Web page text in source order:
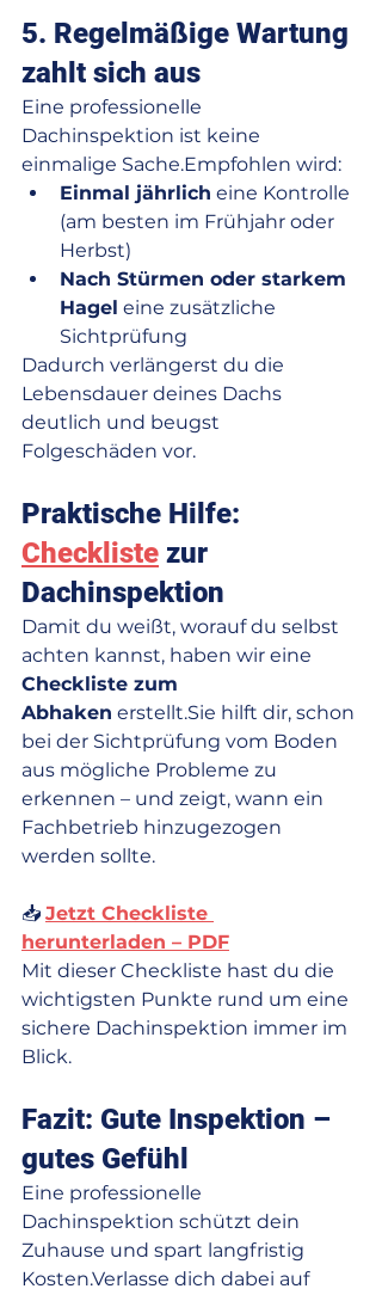
5. Regelmäßige Wartung
zahlt sich aus
Eine professionelle
Dachinspektion ist keine
einmalige Sache.Empfohlen wird:
Einmal jährlich eine Kontrolle
(am besten im Frühjahr oder
Herbst)
Nach Stürmen oder starkem
Hagel eine zusätzliche
Sichtprüfung
Dadurch verlängerst du die
Lebensdauer deines Dachs
deutlich und beugst
Folgeschäden vor.
Praktische Hilfe:
Checkliste zur
Dachinspektion
Damit du weißt, worauf du selbst
achten kannst, haben wir eine
Checkliste zum
Abhaken erstellt.Sie hilft dir, schon
bei der Sichtprüfung vom Boden
aus mögliche Probleme zu
erkennen – und zeigt, wann ein
Fachbetrieb hinzugezogen
werden sollte.
📥 Jetzt Checkliste
herunterladen – PDF
Mit dieser Checkliste hast du die
wichtigsten Punkte rund um eine
sichere Dachinspektion immer im
Blick.
Fazit: Gute Inspektion –
gutes Gefühl
Eine professionelle
Dachinspektion schützt dein
Zuhause und spart langfristig
Kosten.Verlasse dich dabei auf